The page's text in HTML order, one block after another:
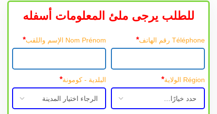
للطلب يرجى ملئ المعلومات أسفله
Téléphone رقم الهاتف * Nom Prénom الإسم واللقب *
Région الولاية * البلدية - كومونة*